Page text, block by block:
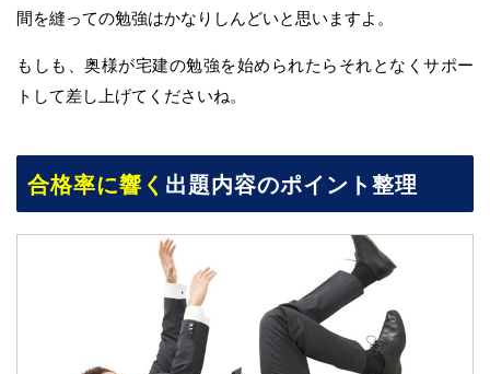
間を縫っての勉強はかなりしんどいと思いますよ。
もしも、奥様が宅建の勉強を始められたらそれとなくサポー
トして差し上げてくださいね。
合格率に響く 出題内容のポイント整理